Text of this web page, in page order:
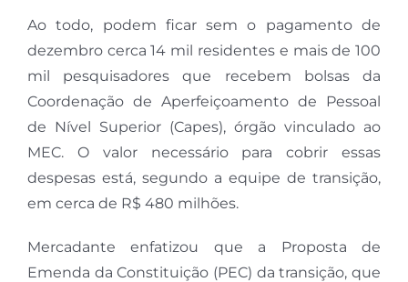
Ao todo, podem ficar sem o pagamento de
dezembro cerca 14 mil residentes e mais de 100
mil pesquisadores que recebem bolsas da
Coordenação de Aperfeiçoamento de Pessoal
de Nível Superior (Capes), órgão vinculado ao
MEC. O valor necessário para cobrir essas
despesas está, segundo a equipe de transição,
em cerca de R$ 480 milhões.
Mercadante enfatizou que a Proposta de
Emenda da Constituição (PEC) da transição, que